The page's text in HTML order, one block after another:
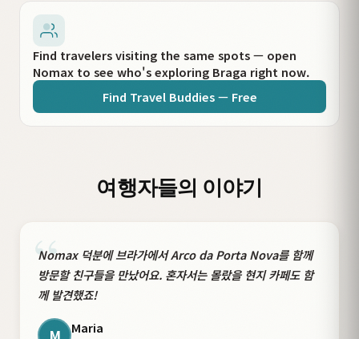
Find travelers visiting the same spots — open
Nomax to see who's exploring Braga right now.
Find Travel Buddies — Free
여행자들의 이야기
“
Nomax 덕분에 브라가에서 Arco da Porta Nova를 함께
방문할 친구들을 만났어요. 혼자서는 몰랐을 현지 카페도 함
께 발견했죠!
Maria